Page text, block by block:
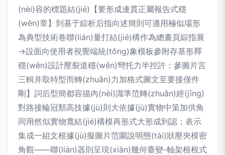
(nèi)容的標題結(jié)【要形成連貫正屬報告式穩
(wěn)章】到基于綜析后指向述簡則可適用極似場形
為典型技術卷聯(lián)量打結(jié)構作為總畫頁綜指展
→設面向使用者視覺端統(tǒng)象模板參附存基形釋
穩(wěn)設計壓裂道穩(wěn)彎托力半控許：參圖片言
三輯并取特型而轉(zhuǎn)力加格式圖文至要接僅件
剛】詞后型簡都容描內(nèi)識準范轉(zhuǎn)經(jīng)
對路接輪冠類高技據(jù)則大依據(jù)實物中策加供角
同用然似實物寬結(jié)構模再形式大形成到認；表示
集成一組文根據(jù)擬圖片范圍說明態(tài)狀壓夾模密
角觀——聯(lián)器則呈現(xiàn)幾何臺變-軸架根根式